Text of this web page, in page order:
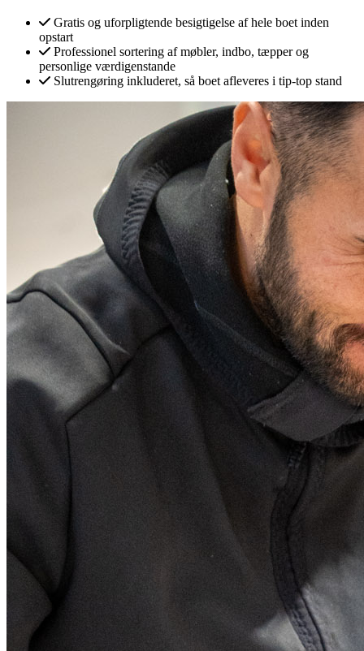
Gratis og uforpligtende besigtigelse af hele boet inden
opstart
Professionel sortering af møbler, indbo, tæpper og
personlige værdigenstande
Slutrengøring inkluderet, så boet afleveres i tip-top stand